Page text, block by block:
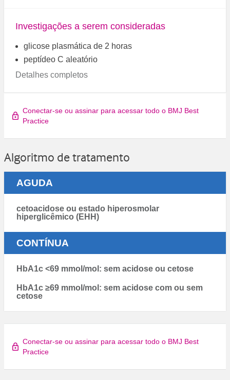
Investigações a serem consideradas
glicose plasmática de 2 horas
peptídeo C aleatório
Detalhes completos
Conectar-se ou assinar para acessar todo o BMJ Best
Practice
Algoritmo de tratamento
AGUDA
cetoacidose ou estado hiperosmolar
hiperglicêmico (EHH)
CONTÍNUA
HbA1c <69 mmol/mol: sem acidose ou cetose
HbA1c ≥69 mmol/mol: sem acidose com ou sem
cetose
Conectar-se ou assinar para acessar todo o BMJ Best
Practice